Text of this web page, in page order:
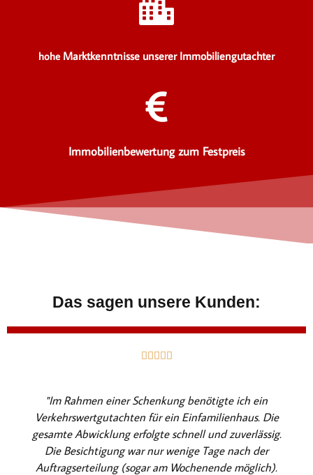
hohe Marktkenntnisse unserer Immobiliengutachter
Immobilienbewertung zum Festpreis
Das sagen unsere Kunden:
    B
e
r
t
e
t
"Im Rahmen einer Schenkung benötigte ich ein
Verkehrswertgutachten für ein Einfamilienhaus. Die
gesamte Abwicklung erfolgte schnell und zuverlässig.
Die Besichtigung war nur wenige Tage nach der
Auftragserteilung (sogar am Wochenende möglich).